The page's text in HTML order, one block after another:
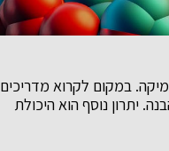
במקום לקרוא מדריכים
יתרון נוסף הוא היכולת